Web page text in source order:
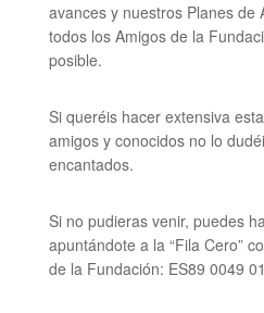
avances y nuestros Planes de
todos los Amigos de la
posible.
Si queréis hacer extensiva
amigos y conocidos no lo
encantados.
Si no pudieras venir, puedes
apuntándote a la “Fila Cero”
de la Fundación: ES89 0049